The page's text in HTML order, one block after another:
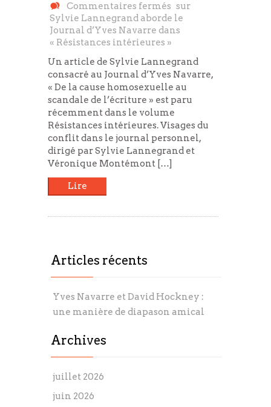
Commentaires fermés sur
Sylvie Lannegrand aborde le
Journal d’Yves Navarre dans
« Résistances intérieures »
Un article de Sylvie Lannegrand
consacré au Journal d’Yves Navarre,
« De la cause homosexuelle au
scandale de l’écriture » est paru
récemment dans le volume
Résistances intérieures. Visages du
conflit dans le journal personnel,
dirigé par Sylvie Lannegrand et
Véronique Montémont […]
Lire
Articles récents
Yves Navarre et David Hockney :
une manière de diapason amical
Archives
juillet 2026
juin 2026